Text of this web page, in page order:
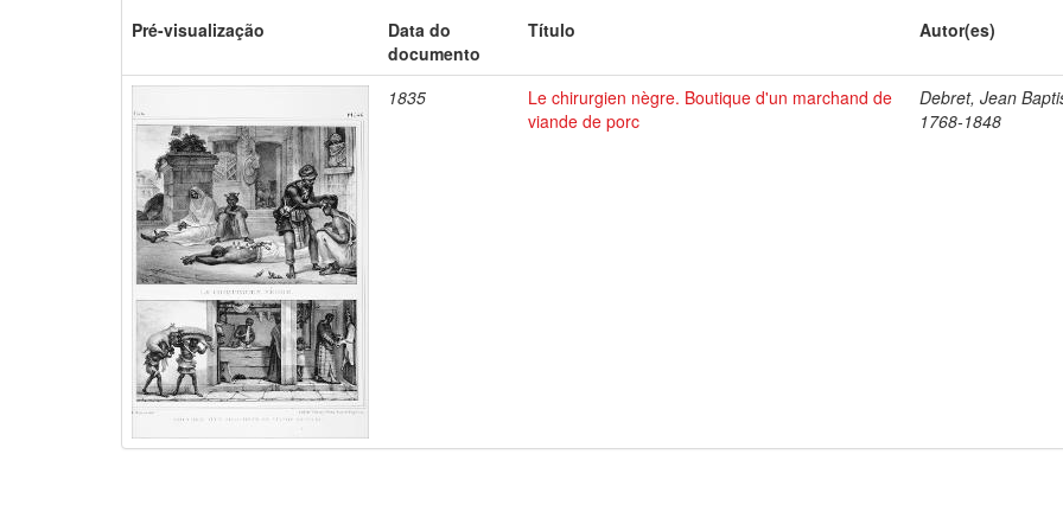
Pré-visualização
Data do
documento
Título Autor(es)
1835
Le chirurgien nègre. Boutique d'un marchand de
viande de porc
Debret, Jean
1768-1848